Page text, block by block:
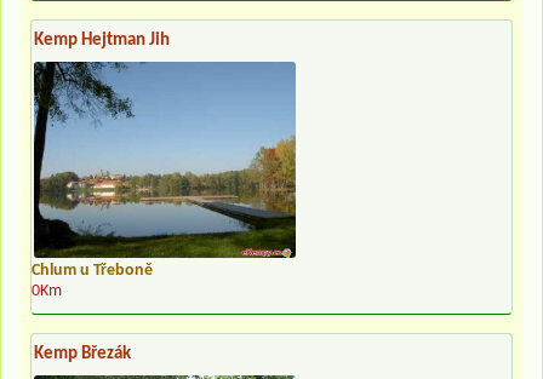
Kemp Hejtman Jih
Chlum u Třeboně
0Km
Kemp Březák